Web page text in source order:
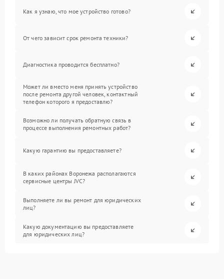
Как я узнаю, что мое устройство готово?
От чего зависит срок ремонта техники?
Диагностика проводится бесплатно?
Может ли вместо меня принять устройство
после ремонта другой человек, контактный
телефон которого я предоставлю?
Возможно ли получать обратную связь в
процессе выполнения ремонтных работ?
Какую гарантию вы предоставляете?
В каких районах Воронежа располагаются
сервисные центры JVC?
Выполняете ли вы ремонт для юридических
лиц?
Какую документацию вы предоставляете
для юридических лиц?